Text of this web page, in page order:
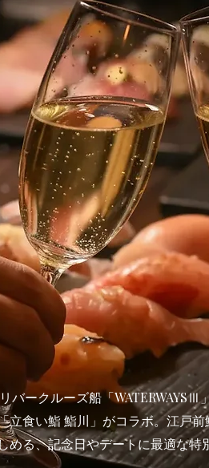
バークルーズ船「WATERWAYSⅢ
立食い鮨 鮨川」がコラボ。江戸
める、記念日やデートに最適な特